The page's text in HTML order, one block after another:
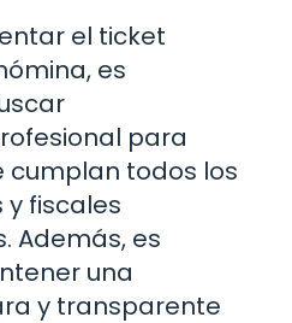
el ticket
es
para
cumplan todos los
y fiscales
Además, es
una
y transparente